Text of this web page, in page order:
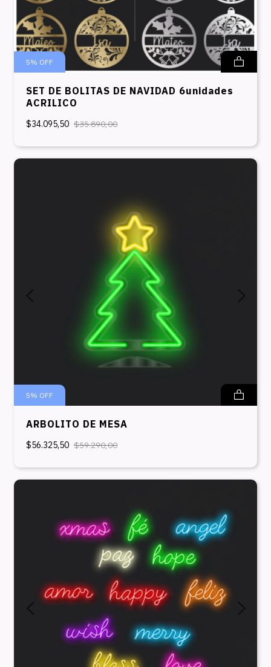
5% OFF
SET DE BOLITAS DE NAVIDAD 6unidades
ACRILICO
$34.095,50 $35.890,00
5% OFF
ARBOLITO DE MESA
$56.325,50 $59.290,00